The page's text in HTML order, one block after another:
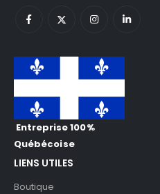
Entreprise 100%
Québécoise
LIENS UTILES
Boutique